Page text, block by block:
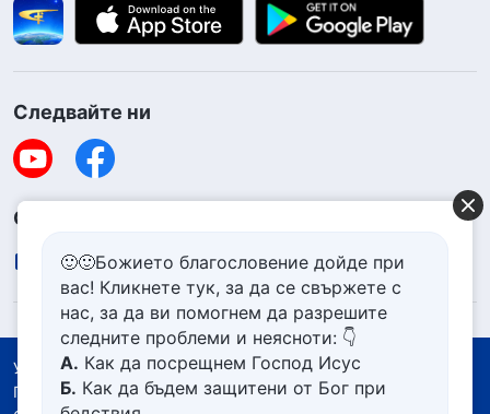
Следвайте ни
Свържете се с нас
contact.bg@godfootsteps.org
Условия за ползване
Политика за поверителност
🙂🙂Божието благословение дойде при
вас! Кликнете тук, за да се свържете с
нас, за да ви помогнем да разрешите
следните проблеми и неясноти: 👇
А. Как да посрещнем Господ Исус
Б. Как да бъдем защитени от Бог при